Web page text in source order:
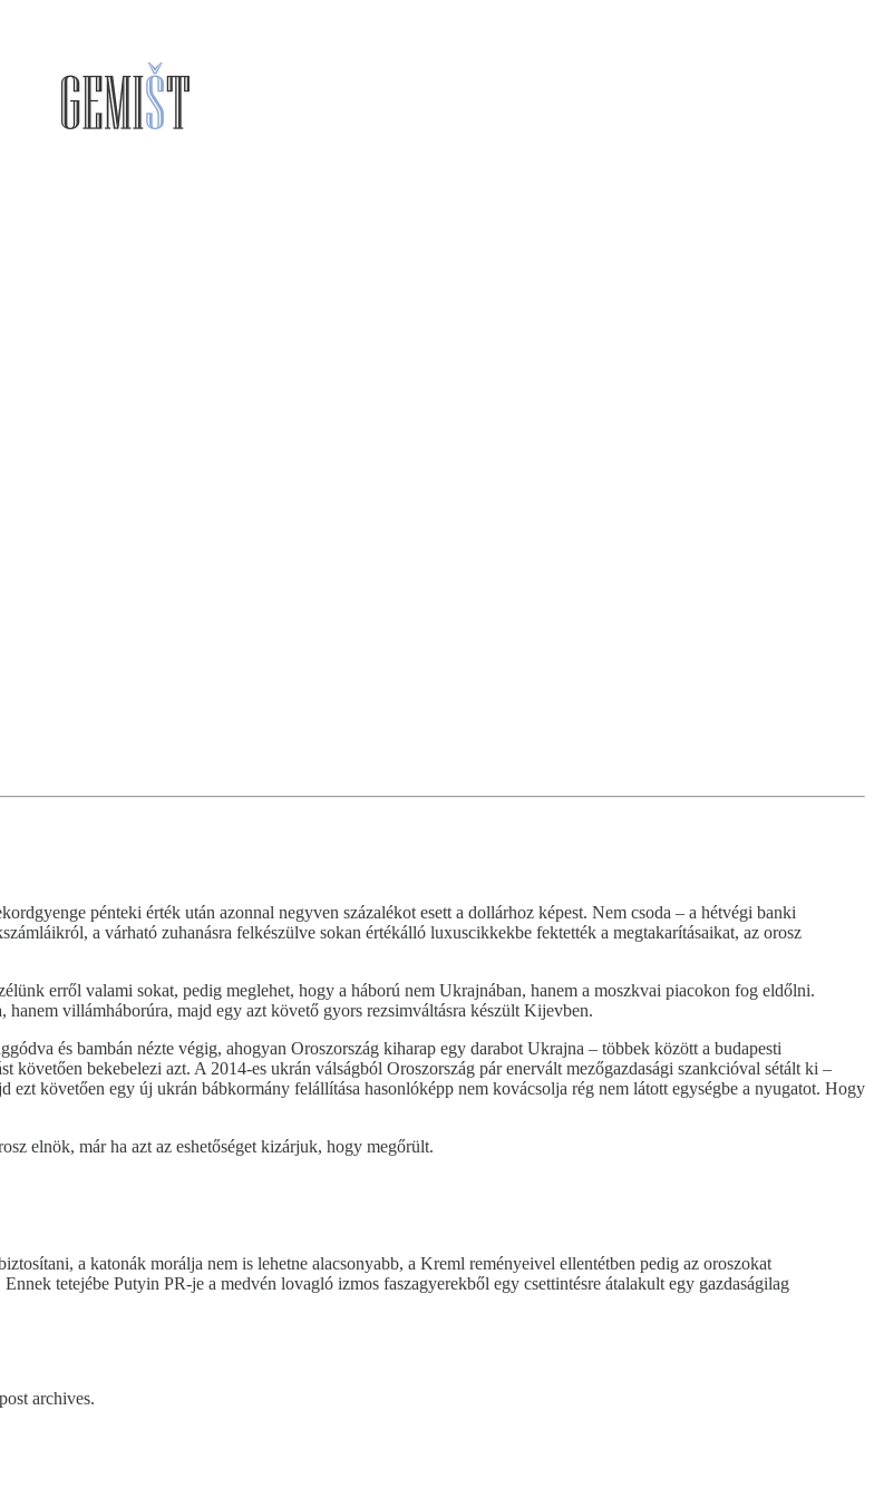
pénteki érték után azonnal negyven százalékot esett a dollárhoz képest. Nem csoda – a hétvégi banki
a várható zuhanásra felkészülve sokan értékálló luxuscikkekbe fektették a megtakarításaikat, az orosz
erről valami sokat, pedig meglehet, hogy a háború nem Ukrajnában, hanem a moszkvai piacokon fog eldőlni.
villámháborúra, majd egy azt követő gyors rezsimváltásra készült Kijevben.
és bambán nézte végig, ahogyan Oroszország kiharap egy darabot Ukrajna – többek között a budapesti
követően bekebelezi azt. A 2014-es ukrán válságból Oroszország pár enervált mezőgazdasági szankcióval sétált ki –
követően egy új ukrán bábkormány felállítása hasonlóképp nem kovácsolja rég nem látott egységbe a nyugatot. Hogy
elnök, már ha azt az eshetőséget kizárjuk, hogy megőrült.
a katonák morálja nem is lehetne alacsonyabb, a Kreml reményeivel ellentétben pedig az oroszokat
tetejébe Putyin PR-je a medvén lovagló izmos faszagyerekből egy csettintésre átalakult egy gazdaságilag
archives.